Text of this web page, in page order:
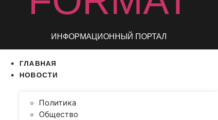
ИНФОРМАЦИОННЫЙ ПОРТАЛ
ГЛАВНАЯ
НОВОСТИ
Политика
Общество